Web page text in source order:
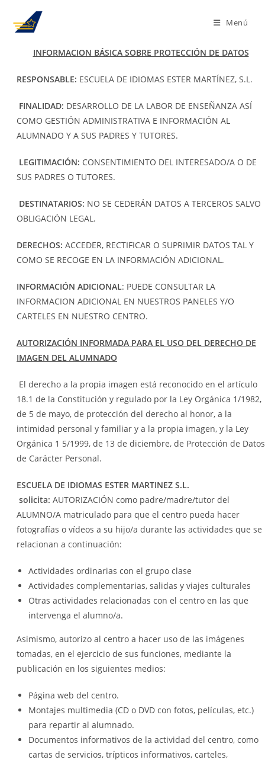
Menú
INFORMACION BÁSICA SOBRE PROTECCIÓN DE DATOS
RESPONSABLE: ESCUELA DE IDIOMAS ESTER MARTÍNEZ, S.L.
FINALIDAD: DESARROLLO DE LA LABOR DE ENSEÑANZA ASÍ
COMO GESTIÓN ADMINISTRATIVA E INFORMACIÓN AL
ALUMNADO Y A SUS PADRES Y TUTORES.
LEGITIMACIÓN: CONSENTIMIENTO DEL INTERESADO/A O DE
SUS PADRES O TUTORES.
DESTINATARIOS: NO SE CEDERÁN DATOS A TERCEROS SALVO
OBLIGACIÓN LEGAL.
DERECHOS: ACCEDER, RECTIFICAR O SUPRIMIR DATOS TAL Y
COMO SE RECOGE EN LA INFORMACIÓN ADICIONAL.
INFORMACIÓN ADICIONAL: PUEDE CONSULTAR LA
INFORMACION ADICIONAL EN NUESTROS PANELES Y/O
CARTELES EN NUESTRO CENTRO.
AUTORIZACIÓN INFORMADA PARA EL USO DEL DERECHO DE
IMAGEN DEL ALUMNADO
El derecho a la propia imagen está reconocido en el artículo
18.1 de la Constitución y regulado por la Ley Orgánica 1/1982,
de 5 de mayo, de protección del derecho al honor, a la
intimidad personal y familiar y a la propia imagen, y la Ley
Orgánica 1 5/1999, de 13 de diciembre, de Protección de Datos
de Carácter Personal.
ESCUELA DE IDIOMAS ESTER MARTINEZ S.L.
solicita: AUTORIZACIÓN como padre/madre/tutor del
ALUMNO/A matriculado para que el centro pueda hacer
fotografías o vídeos a su hijo/a durante las actividades que se
relacionan a continuación:
Actividades ordinarias con el grupo clase
Actividades complementarias, salidas y viajes culturales
Otras actividades relacionadas con el centro en las que
intervenga el alumno/a.
Asimismo, autorizo al centro a hacer uso de las imágenes
tomadas, en el ejercicio de sus funciones, mediante la
publicación en los siguientes medios:
Página web del centro.
Montajes multimedia (CD o DVD con fotos, películas, etc.)
para repartir al alumnado.
Documentos informativos de la actividad del centro, como
cartas de servicios, trípticos informativos, carteles,